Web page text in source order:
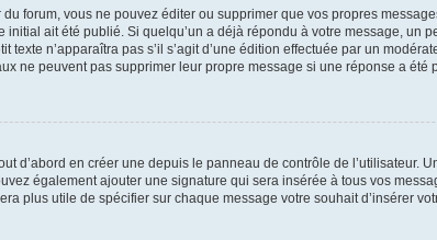
forum, vous ne pouvez éditer ou supprimer que vos propres
ait été publié. Si quelqu’un a déjà répondu à votre message, un
texte n’apparaîtra pas s’il s’agit d’une édition effectuée par un
ne peuvent pas supprimer leur propre message si une réponse a été
d’abord en créer une depuis le panneau de contrôle de l’utilisateur.
également ajouter une signature qui sera insérée à tous vos
plus utile de spécifier sur chaque message votre souhait d’insérer